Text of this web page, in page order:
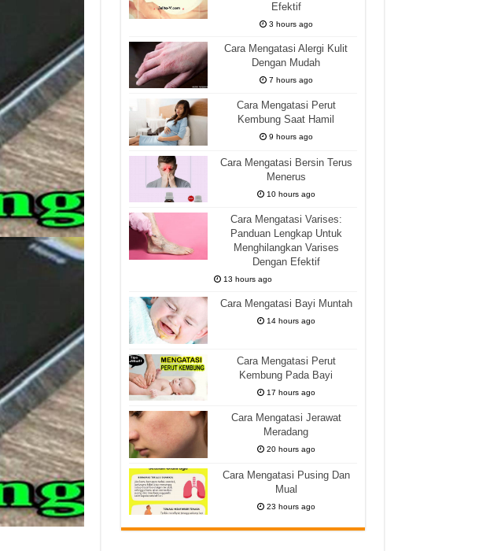
Efektif
3 hours ago
Cara Mengatasi Alergi Kulit
Dengan Mudah
7 hours ago
Cara Mengatasi Perut
Kembung Saat Hamil
9 hours ago
Cara Mengatasi Bersin Terus
Menerus
10 hours ago
Cara Mengatasi Varises:
Panduan Lengkap Untuk
Menghilangkan Varises
Dengan Efektif
13 hours ago
Cara Mengatasi Bayi Muntah
14 hours ago
Cara Mengatasi Perut
Kembung Pada Bayi
17 hours ago
Cara Mengatasi Jerawat
Meradang
20 hours ago
Cara Mengatasi Pusing Dan
Mual
23 hours ago